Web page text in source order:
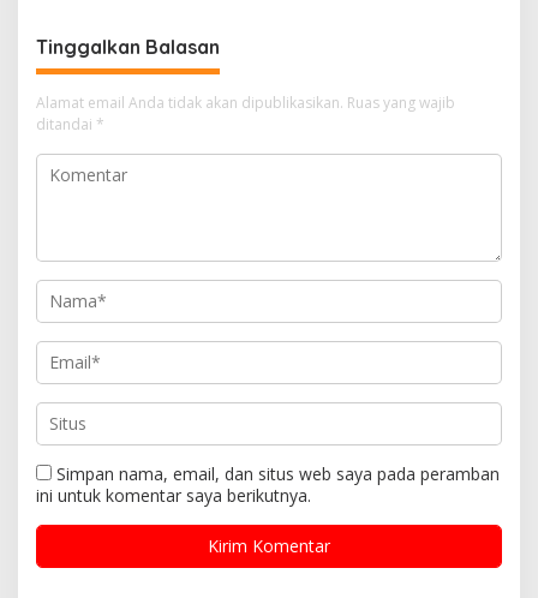
Tinggalkan Balasan
Alamat email Anda tidak akan dipublikasikan. Ruas yang wajib
ditandai *
Simpan nama, email, dan situs web saya pada peramban
ini untuk komentar saya berikutnya.